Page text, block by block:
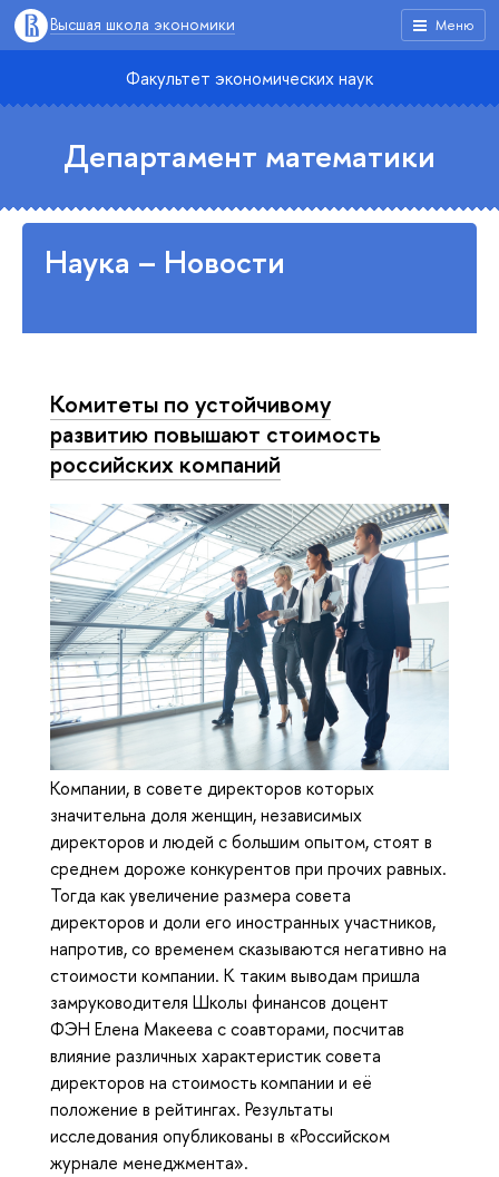
Меню
Высшая школа экономики
Факультет экономических наук
Департамент математики
Наука – Новости
Комитеты по устойчивому
развитию повышают стоимость
российских компаний
Компании, в совете директоров которых
значительна доля женщин, независимых
директоров и людей с большим опытом, стоят в
среднем дороже конкурентов при прочих равных.
Тогда как увеличение размера совета
директоров и доли его иностранных участников,
напротив, со временем сказываются негативно на
стоимости компании. К таким выводам пришла
замруководителя Школы финансов доцент
ФЭН Елена Макеева с соавторами, посчитав
влияние различных характеристик совета
директоров на стоимость компании и её
положение в рейтингах. Результаты
исследования опубликованы в «Российском
журнале менеджмента».